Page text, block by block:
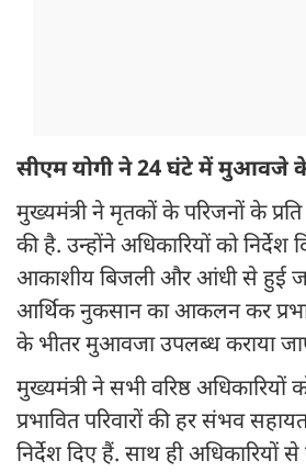
सीएम योगी ने 24 घंटे में मुआवजे के
मुख्यमंत्री ने मृतकों के परिजनों के
की है. उन्होंने अधिकारियों को निर्देश
आकाशीय बिजली और आंधी से हुई
आर्थिक नुकसान का आकलन कर
के भीतर मुआवजा उपलब्ध कराया
मुख्यमंत्री ने सभी वरिष्ठ
प्रभावित परिवारों की हर संभव
निर्देश दिए हैं. साथ ही अधिकारियों